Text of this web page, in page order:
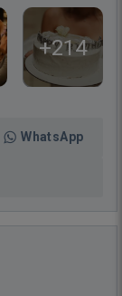
+214
WhatsApp